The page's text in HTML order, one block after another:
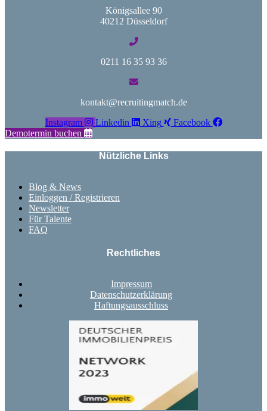
Königsallee 90
40212 Düsseldorf
0211 16 35 93 36
kontakt@recruitingmatch.de
Instagram
Linkedin Xing
Facebook
Demotermin buchen
Nützliche Links
Blog & News
Einloggen / Registrieren
Newsletter
Für Talente
FAQ
Rechtliches
Impressum
Datenschutzerklärung
Haftungsausschluss